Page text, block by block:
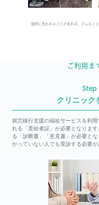
疑問に思われることがあれば、どんなこ
ご利用ま
Step
クリニック
就労移行支援の福祉サービスを利
れる「受給者証」が必要となりま
る「診断書」「意見書」が必要と
かっていない人でも受診する必要が